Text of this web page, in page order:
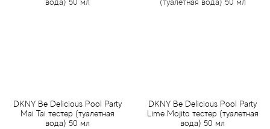
DKNY Be Delicious Pool Party
Mai Tai тестер (туалетная
вода) 50 мл
DKNY Be Delicious Pool Party
Lime Mojito тестер (туалетная
вода) 50 мл
Baldessarini